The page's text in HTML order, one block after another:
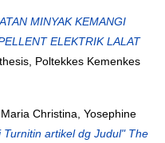
MINYAK KEMANGI
ELEKTRIK LALAT
Poltekkes Kemenkes
Maria Christina, Yosephine
Turnitin artikel dg Judul" The